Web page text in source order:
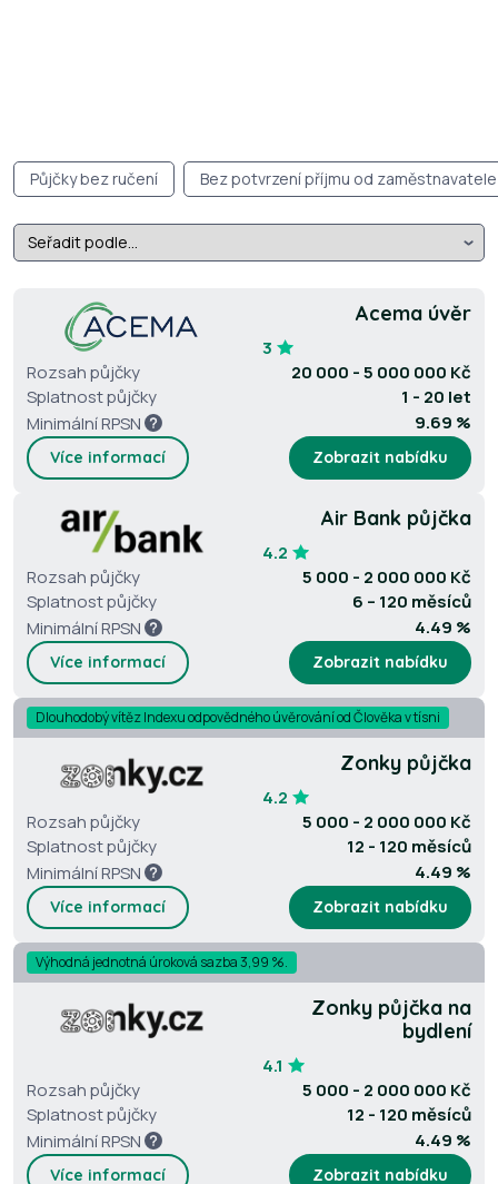
Půjčky bez ručení Bez potvrzení příjmu od zaměstnavatele
Acema úvěr
3
Rozsah půjčky
20 000 - 5 000 000 Kč
Splatnost půjčky
1 - 20 let
Minimální RPSN
9.69 %
Více informací Zobrazit nabídku
Air Bank půjčka
4.2
Rozsah půjčky
5 000 - 2 000 000 Kč
Splatnost půjčky
6 – 120 měsíců
Minimální RPSN
4.49 %
Více informací Zobrazit nabídku
Dlouhodobý vítěz Indexu odpovědného úvěrování od Člověka v tísni
Zonky půjčka
4.2
Rozsah půjčky
5 000 - 2 000 000 Kč
Splatnost půjčky
12 - 120 měsíců
Minimální RPSN
4.49 %
Více informací Zobrazit nabídku
Výhodná jednotná úroková sazba 3,99 %.
Zonky půjčka na
bydlení
4.1
Rozsah půjčky
5 000 - 2 000 000 Kč
Splatnost půjčky
12 - 120 měsíců
Minimální RPSN
4.49 %
Více informací Zobrazit nabídku